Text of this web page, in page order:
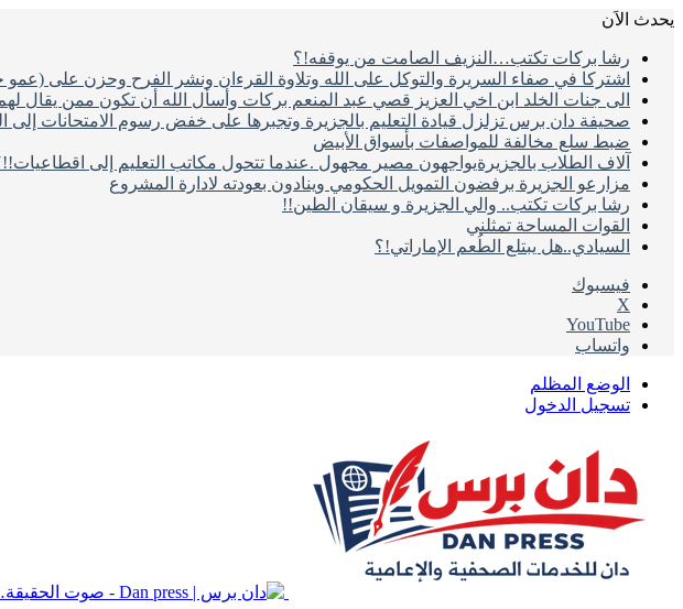
يحدث الاَن
رشا بركات تكتب…النزيف الصامت من يوقفه!؟
اشتركا في صفاء السريرة والتوكل على الله وتلاوة القرءان ونشر الفرح وحزن على
الى جنات الخلد ابن اخي العزيز قصي عبد المنعم بركات وأسأل الله أن تكون ممن يقال
صحيفة دان برس تزلزل قيادة التعليم بالجزيرة وتجبرها على خفض رسوم الامتحانات
ضبط سلع مخالفة للمواصفات بأسواق الأبيض
آلاف الطلاب بالجزيرةيواجهون مصير مجهول .عندما تتحول مكاتب التعليم إلى
مزارعو الجزيرة برفضون التمويل الحكومي وينادون بعودته لادارة المشروع
رشا بركات تكتب.. والي الجزيرة و سيقان الطين!!
القوات المساحة تمثلني
السيادي..هل يبتلع الطُعم الإماراتي!؟
فيسبوك
‫X
‫YouTube
واتساب
الوضع المظلم
تسجيل الدخول